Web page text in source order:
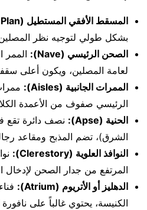
المسقط الأفقي المستطيل (Basilica Plan):
بشكل طولي لتوجيه نظر المصلين
الصحن الرئيسي (Nave):
لعامة المصلين، ويكون أعلى
الممرات الجانبية (Aisles):
الرئيسي صفوف من الأعمدة
الحنية (Apse):
نصف دائرة تقع
الشرق)، تضم المذبح ومقاعد
النوافذ العلوية (Clerestory):
المرتفع من جدار الصحن لإدخال
الدهليز أو الأتريوم (Atrium):
الكنيسة، يحتوي غالباً على